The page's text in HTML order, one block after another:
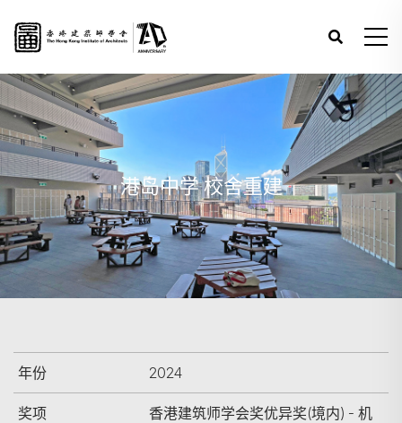
港岛中学 校舍重建
年份 2024
奖项
香港建筑师学会奖优异奖(境内) - 机